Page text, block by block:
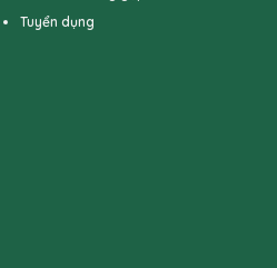
Tuyển dụng